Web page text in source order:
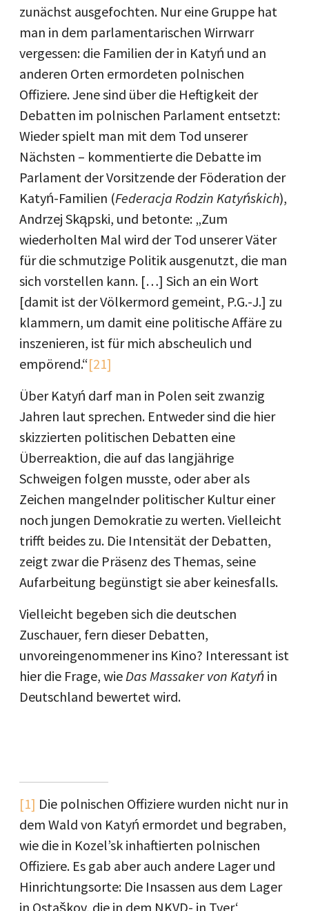
zunächst ausgefochten. Nur eine Gruppe hat
man in dem parlamentarischen Wirrwarr
vergessen: die Familien der in Katyń und an
anderen Orten ermordeten polnischen
Offiziere. Jene sind über die Heftigkeit der
Debatten im polnischen Parlament entsetzt:
Wieder spielt man mit dem Tod unserer
Nächsten – kommentierte die Debatte im
Parlament der Vorsitzende der Föderation der
Katyń-Familien (Federacja Rodzin Katyńskich),
Andrzej Skąpski, und betonte: „Zum
wiederholten Mal wird der Tod unserer Väter
für die schmutzige Politik ausgenutzt, die man
sich vorstellen kann. […] Sich an ein Wort
[damit ist der Völkermord gemeint, P.G.-J.] zu
klammern, um damit eine politische Affäre zu
inszenieren, ist für mich abscheulich und
empörend.“[21]
Über Katyń darf man in Polen seit zwanzig
Jahren laut sprechen. Entweder sind die hier
skizzierten politischen Debatten eine
Überreaktion, die auf das langjährige
Schweigen folgen musste, oder aber als
Zeichen mangelnder politischer Kultur einer
noch jungen Demokratie zu werten. Vielleicht
trifft beides zu. Die Intensität der Debatten,
zeigt zwar die Präsenz des Themas, seine
Aufarbeitung begünstigt sie aber keinesfalls.
Vielleicht begeben sich die deutschen
Zuschauer, fern dieser Debatten,
unvoreingenommener ins Kino? Interessant ist
hier die Frage, wieDas Massaker von Katyń in
Deutschland bewertet wird.
[1] Die polnischen Offiziere wurden nicht nur in
dem Wald von Katyń ermordet und begraben,
wie die in Kozel’sk inhaftierten polnischen
Offiziere. Es gab aber auch andere Lager und
Hinrichtungsorte: Die Insassen aus dem Lager
in Ostaškov, die in dem NKVD- in Tver‘